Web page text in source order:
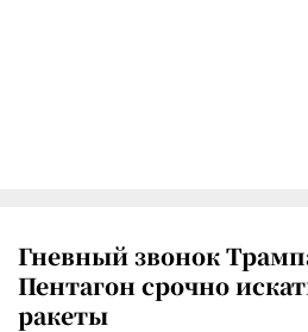
Гневный звонок
Пентагон срочно
ракеты